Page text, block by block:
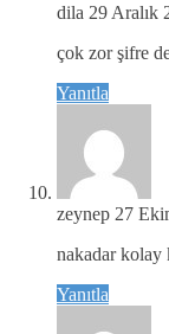
dila 29 Aralık
çok zor şifre
Yanıtla
zeynep 27
nakadar
Yanıtla